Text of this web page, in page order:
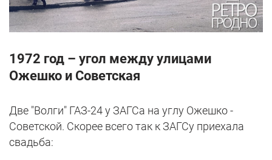
1972 год – угол между улицами
Ожешко и Советская
Две "Волги" ГАЗ-24 у ЗАГСа на углу Ожешко -
Советской. Скорее всего так к ЗАГСу приехала
свадьба: